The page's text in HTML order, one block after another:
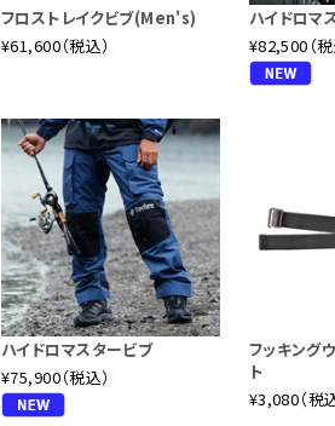
フロストレイクビブ(Men's)
¥61,600（税込）
ハイドロマ
¥82,500（税
ハイドロマスタービブ
¥75,900（税込）
フッキング
ト
¥3,080（税